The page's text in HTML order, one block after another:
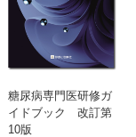
在宅看取りの方
本人の希望
延命治療を希望
そのほかの想定
清潔保持のた
糖尿病専門医研修ガ
イドブック 改訂第
10版